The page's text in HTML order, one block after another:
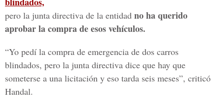
pero la junta directiva de la entidad no ha querido
aprobar la compra de esos vehículos.
“Yo pedí la compra de emergencia de dos carros
blindados, pero la junta directiva dice que hay que
someterse a una licitación y eso tarda seis meses”, criticó
Handal.